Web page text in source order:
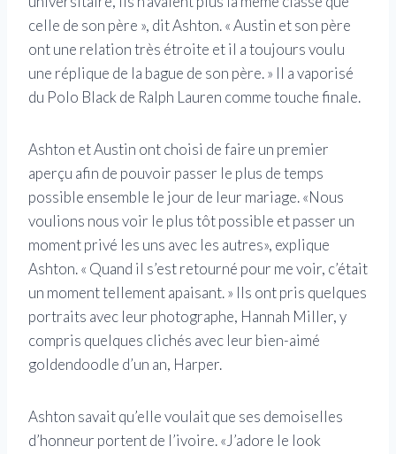
celle de son père », dit Ashton. « Austin et son père
ont une relation très étroite et il a toujours voulu
une réplique de la bague de son père. » Il a vaporisé
du Polo Black de Ralph Lauren comme touche finale.
Ashton et Austin ont choisi de faire un premier
aperçu afin de pouvoir passer le plus de temps
possible ensemble le jour de leur mariage. «Nous
voulions nous voir le plus tôt possible et passer un
moment privé les uns avec les autres», explique
Ashton. « Quand il s’est retourné pour me voir, c’était
un moment tellement apaisant. » Ils ont pris quelques
portraits avec leur photographe, Hannah Miller, y
compris quelques clichés avec leur bien-aimé
goldendoodle d’un an, Harper.
Ashton savait qu’elle voulait que ses demoiselles
d’honneur portent de l’ivoire. «J’adore le look